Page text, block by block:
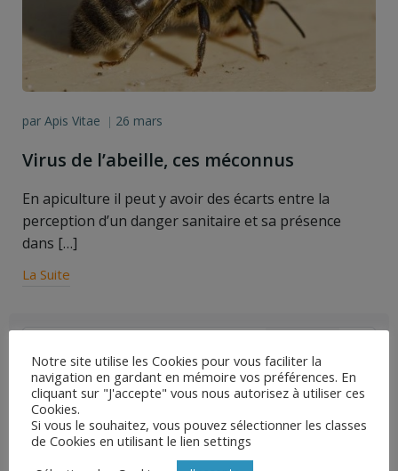
par Apis Vitae | 26 mars
Virus de l’abeille, ces méconnus
En apiculture il peut y avoir des écarts entre la
perception d’un danger sanitaire et sa présence
dans […]
La Suite
for:
Articles récents
Sensibilité des Vétérinaires à l’apiculture
Résistance du varroa aux molécules de synthèse
Notre site utilise les Cookies pour vous faciliter la
navigation en gardant en mémoire vos préférences. En
cliquant sur "J'accepte" vous nous autorisez à utiliser ces
Cookies.
Si vous le souhaitez, vous pouvez sélectionner les classes
de Cookies en utilisant le lien settings